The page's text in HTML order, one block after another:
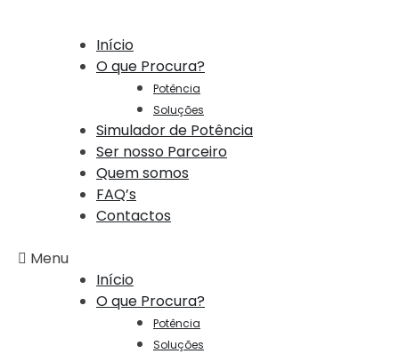
Início
O que Procura?
Potência
Soluções
Simulador de Potência
Ser nosso Parceiro
Quem somos
FAQ’s
Contactos
Menu
Início
O que Procura?
Potência
Soluções